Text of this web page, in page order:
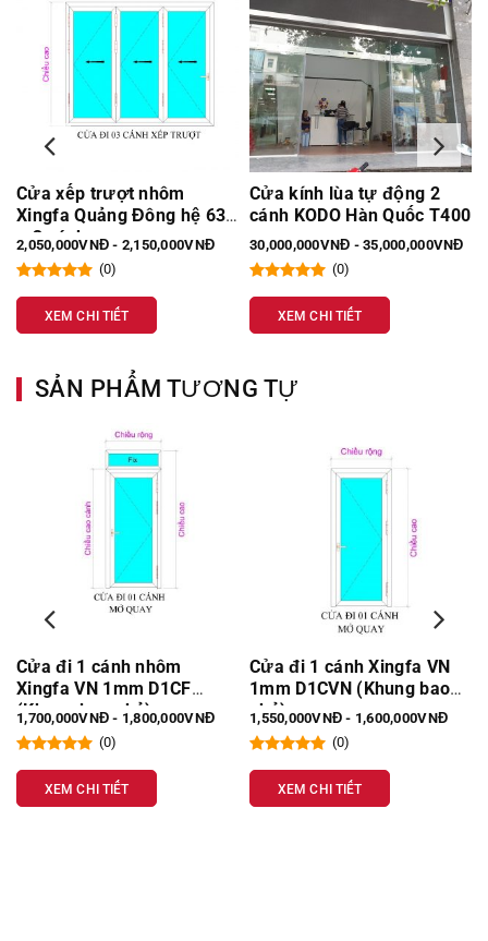
Cửa xếp trượt nhôm
Xingfa Quảng Đông hệ 63
– 3 cánh
2,050,000VNĐ - 2,150,000VNĐ
(0)
XEM CHI TIẾT
Cửa kính lùa tự động 2
cánh KODO Hàn Quốc T400
30,000,000VNĐ - 35,000,000VNĐ
(0)
XEM CHI TIẾT
SẢN PHẨM TƯƠNG TỰ
Cửa đi 1 cánh nhôm
Xingfa VN 1mm D1CF
(Khung bao nhỏ)
1,700,000VNĐ - 1,800,000VNĐ
(0)
XEM CHI TIẾT
Cửa đi 1 cánh Xingfa VN
1mm D1CVN (Khung bao
nhỏ)
1,550,000VNĐ - 1,600,000VNĐ
(0)
XEM CHI TIẾT